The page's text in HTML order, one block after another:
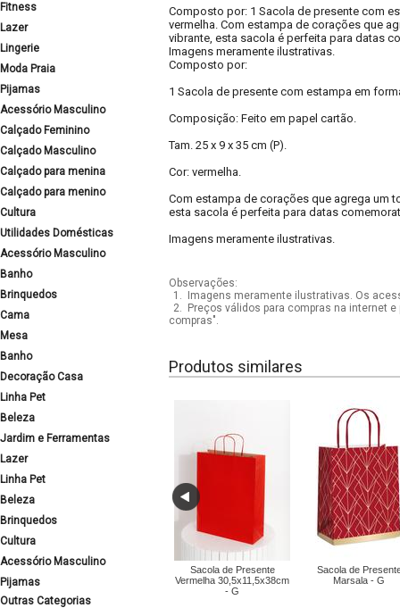
Fitness
Lazer
Lingerie
Moda Praia
Pijamas
Acessório Masculino
Calçado Feminino
Calçado Masculino
Calçado para menina
Calçado para menino
Cultura
Utilidades Domésticas
Acessório Masculino
Banho
Brinquedos
Cama
Mesa
Banho
Decoração Casa
Linha Pet
Beleza
Jardim e Ferramentas
Lazer
Linha Pet
Beleza
Brinquedos
Cultura
Acessório Masculino
Pijamas
Outras Categorias
Composto por: 1 Sacola de presente com
vermelha. Com estampa de corações que
vibrante, esta sacola é perfeita para datas
Imagens meramente ilustrativas.
Composto por:
1 Sacola de presente com estampa em
Composição: Feito em papel cartão.
Tam. 25 x 9 x 35 cm (P).
Cor: vermelha.
Com estampa de corações que agrega um
esta sacola é perfeita para datas
Imagens meramente ilustrativas.
Observações:
1.
Imagens meramente ilustrativas. Os
2.
Preços válidos para compras na internet
compras".
Produtos similares
Sacola de Presente
Vermelha 30,5x11,5x38cm
- G
Sacola de
Marsala - G